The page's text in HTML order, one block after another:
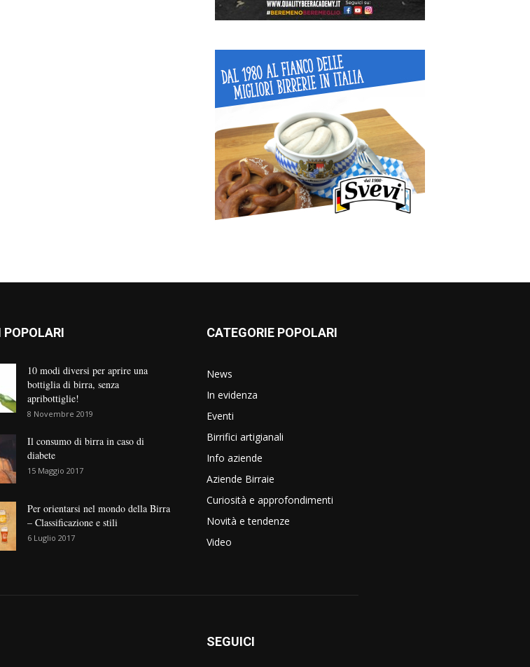
10 modi diversi per aprire una
bottiglia di birra, senza
apribottiglie!
8 Novembre 2019
Il consumo di birra in caso di
diabete
15 Maggio 2017
Per orientarsi nel mondo della Birra
– Classificazione e stili
6 Luglio 2017
CATEGORIE POPOLARI
News
In evidenza
Eventi
Birrifici artigianali
Info aziende
Aziende Birraie
Curiosità e approfondimenti
Novità e tendenze
Video
SEGUICI